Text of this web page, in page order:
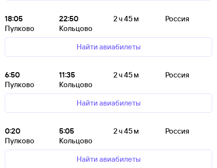
18:05
Пулково
22:50
Кольцово
2 ч 45 м Россия
Найти авиабилеты
6:50
Пулково
11:35
Кольцово
2 ч 45 м Россия
Найти авиабилеты
0:20
Пулково
5:05
Кольцово
2 ч 45 м Россия
Найти авиабилеты